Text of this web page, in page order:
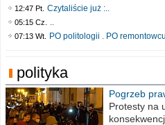
12:47 Pt. Czytaliście już :..
05:15 Cz. ..
07:13 Wt. PO politologii . PO
polityka
Pogrzeb
poselskim
Protesty na